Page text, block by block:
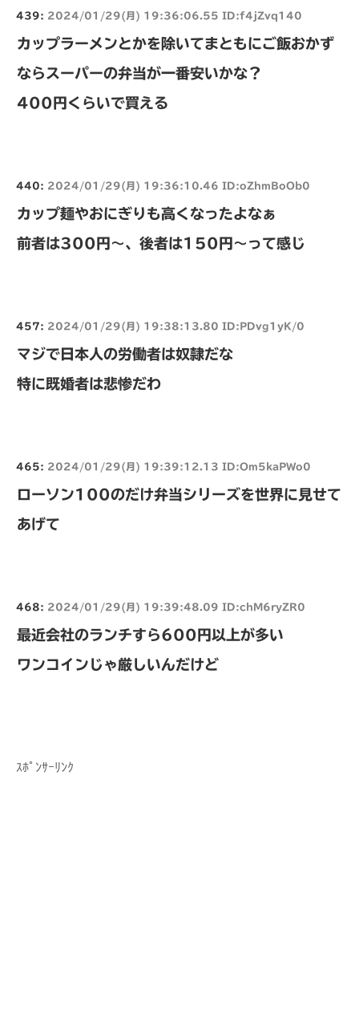
439: 2024/01/29(月) 19:36:06.55 ID:f4jZvq140
カップラーメンとかを除いてまともにご飯おかず
ならスーパーの弁当が一番安いかな？
400円くらいで買える
440: 2024/01/29(月) 19:36:10.46 ID:oZhmBoOb0
カップ麺やおにぎりも高くなったよなぁ
前者は300円〜、後者は150円〜って感じ
457: 2024/01/29(月) 19:38:13.80 ID:PDvg1yK/0
マジで日本人の労働者は奴隷だな
特に既婚者は悲惨だわ
465: 2024/01/29(月) 19:39:12.13 ID:Om5kaPWo0
ローソン100のだけ弁当シリーズを世界に見せて
あげて
468: 2024/01/29(月) 19:39:48.09 ID:chM6ryZR0
最近会社のランチすら600円以上が多い
ワンコインじゃ厳しいんだけど
ｽﾎﾟﾝｻｰﾘﾝｸ